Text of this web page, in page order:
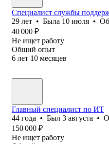
Специалист службы
29 лет • Была 10 июля •
40 000 ₽
Не ищет работу
Общий опыт
6 лет 10 месяцев
Главный специалист по ИТ
44 года • Был 3 августа •
150 000 ₽
Не ищет работу